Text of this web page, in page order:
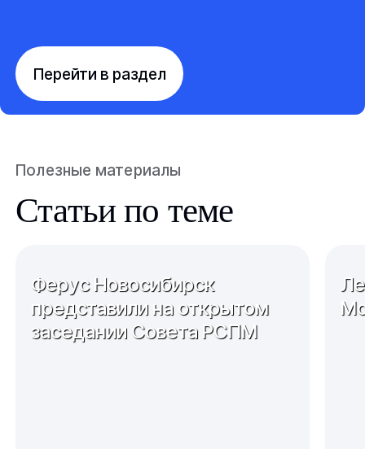
Перейти в раздел
Полезные материалы
Статьи по теме
Ферус Новосибирск
представили на открытом
заседании Совета РСПМ